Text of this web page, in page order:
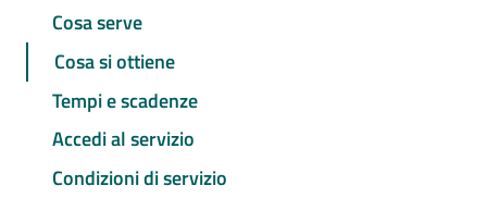
Cosa serve
Cosa si ottiene
Tempi e scadenze
Accedi al servizio
Condizioni di servizio